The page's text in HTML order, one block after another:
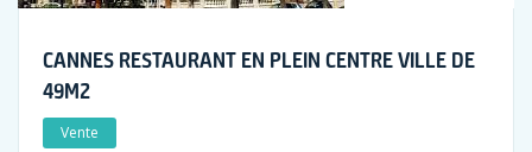
CANNES RESTAURANT EN PLEIN CENTRE VILLE DE
49M2
Vente